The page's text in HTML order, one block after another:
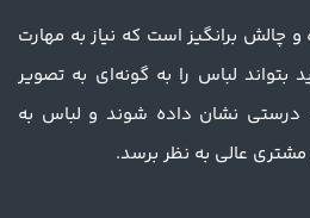
چالش برانگیز است که نیاز به مهارت
بتواند لباس را به گونه‌ای به تصویر
نشان داده شوند و لباس به
عالی به نظر برسد.